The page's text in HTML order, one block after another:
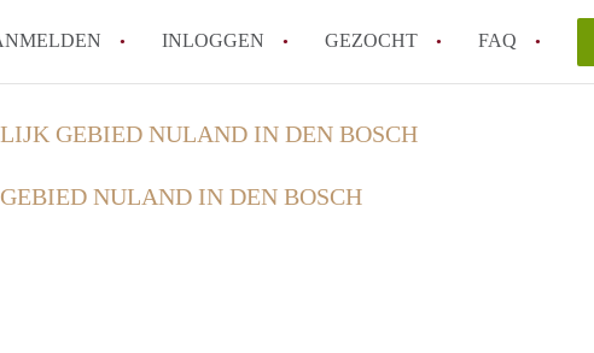
INLOGGEN GEZOCHT FAQ
Wat is AppartementDenBosch?
GEBIED NULAND IN DEN BOSCH
NULAND IN DEN BOSCH